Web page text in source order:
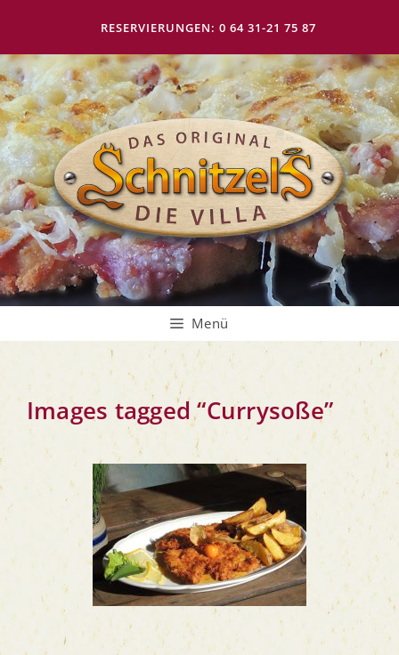
RESERVIERUNGEN: 0 64 31-21 75 87
Menü
Images tag­ged “Cur­ry­soße”